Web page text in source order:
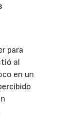
para
al
en un